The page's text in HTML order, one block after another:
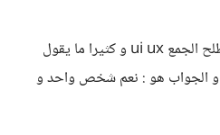
1- كثيرا ما نسمع عن مصطلح الجمع ui ux و كثيرا ما يقول
الجواب هو : نعم شخص واحد و